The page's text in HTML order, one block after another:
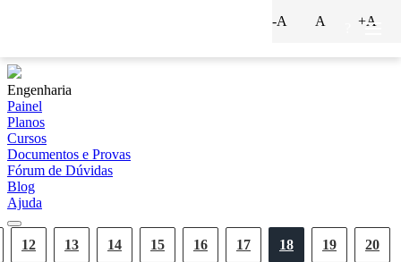
Engenharia
Painel
Planos
Cursos
Documentos e Provas
Fórum de Dúvidas
Blog
Ajuda
12 13 14 15 16 17 18 19 20
-A A +A